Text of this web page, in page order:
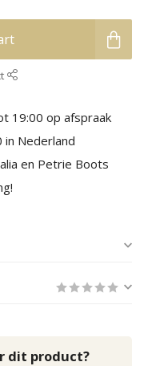
19:00 op afspraak
Nederland
en Petrie Boots
dit product?